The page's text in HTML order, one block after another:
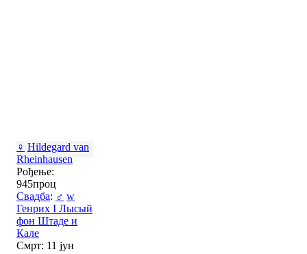
♀ Hildegard van
Rheinhausen
Рођење:
945проц
Свадба: ♂ w
Генрих I Лысый
фон Штаде и
Кале
Смрт: 11 јун